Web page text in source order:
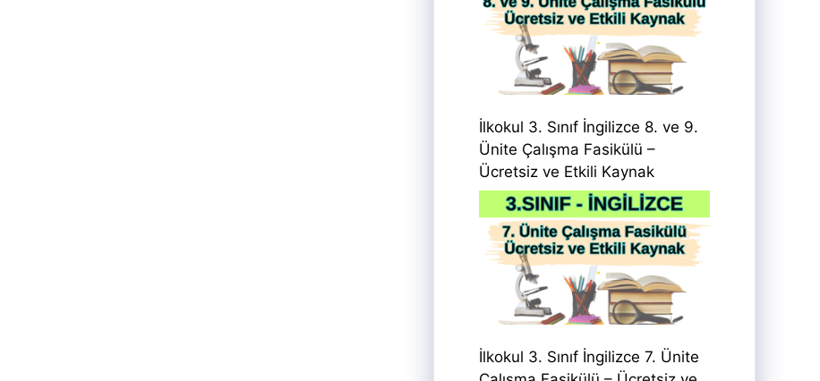
İlkokul 3. Sınıf İngilizce 8. ve 9.
Ünite Çalışma Fasikülü –
Ücretsiz ve Etkili Kaynak
İlkokul 3. Sınıf İngilizce 7. Ünite